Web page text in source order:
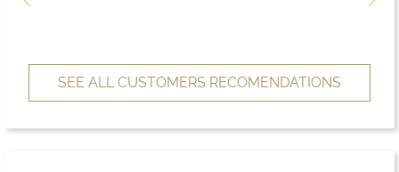
SEE ALL CUSTOMERS RECOMENDATIONS